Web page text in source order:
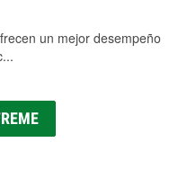
un mejor desempeño
...